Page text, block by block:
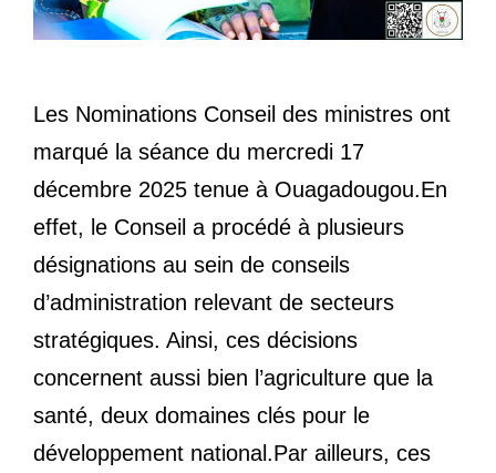
Les Nominations Conseil des ministres ont
marqué la séance du mercredi 17
décembre 2025 tenue à Ouagadougou.En
effet, le Conseil a procédé à plusieurs
désignations au sein de conseils
d’administration relevant de secteurs
stratégiques. Ainsi, ces décisions
concernent aussi bien l’agriculture que la
santé, deux domaines clés pour le
développement national.Par ailleurs, ces